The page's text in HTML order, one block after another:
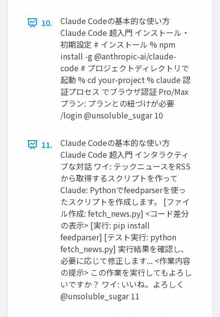
10.
Claude Codeの基本的な使い方
Claude Code 超入門 インストール・
初期設定 # インストール % npm
install -g @anthropic-ai/claude-
code # プロジェクトディレクトリで
起動 % cd your-project % claude 認
証プロセス でブラウザ認証 Pro/Max
プラン: プランとの紐づけが必要
/login @unsoluble_sugar 10
11.
Claude Codeの基本的な使い方
Claude Code 超入門 インタラクティ
ブな対話 ワイ: テックニュースをRSS
から取得するスクリプトを作って
Claude: Pythonでfeedparserを使っ
たスクリプトを作成します。 [ファイ
ル作成: fetch_news.py] <コード差分
の表示> [実行: pip install
feedparser] [テスト実行: python
fetch_news.py] 実行結果を確認し、
必要に応じて修正します... <作業内容
の提示> この作業を実行してもよろし
いですか？ ワイ: いいね。よろしく
@unsoluble_sugar 11